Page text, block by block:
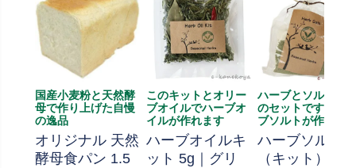
国産小麦粉と天然酵
母で作り上げた自慢
の逸品
オリジナル 天然
酵母食パン 1.5
このキットとオリー
ブオイルでハーブオ
イルが作れます
ハーブオイルキ
ット 5g｜グリ
ハーブとソルト、
のセットです、ハ
ブソルトが作れま
ハーブソルト
（キット） 70g